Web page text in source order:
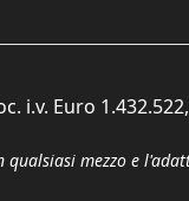
Euro
mezzo e